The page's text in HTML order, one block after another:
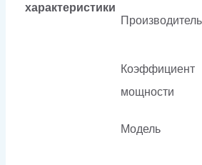
характеристики
Производитель
Коэффициент
мощности
Модель